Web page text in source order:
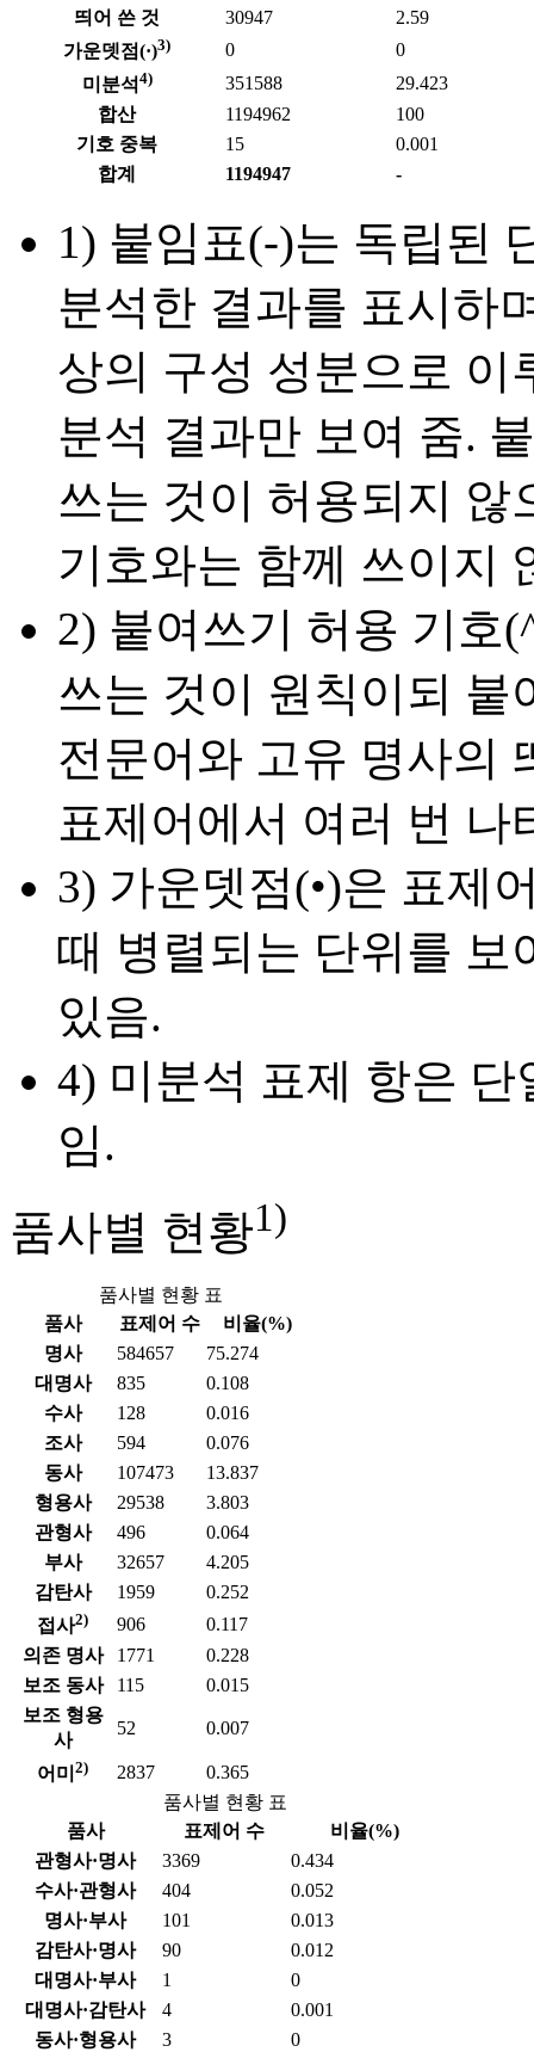
띄어 쓴 것 30947
2.59
가운뎃점(·)3) 0
0
미분석 4) 351588
29.423
합산
1194962
100
기호 중복
15
0.001
합계
1194947 -
1) 붙임표(-)는 독립된
분석한 결과를 표시하
상의 구성 성분으로 이
분석 결과만 보여 줌.
쓰는 것이 허용되지 않
기호와는 함께 쓰이지
2) 붙여쓰기 허용 기호
쓰는 것이 원칙이되 붙
전문어와 고유 명사의
표제어에서 여러 번 나
3) 가운뎃점(•)은 표제
때 병렬되는 단위를 보
있음.
4) 미분석 표제 항은
임.
품사별 현황1)
품사별 현황 표
품사
표제어 수
비율(%)
명사
584657
75.274
대명사
835
0.108
수사
128
0.016
조사
594
0.076
동사
107473
13.837
형용사
29538
3.803
관형사
496
0.064
부사
32657
4.205
감탄사
1959
0.252
접사2) 906
0.117
의존 명사
1771
0.228
보조 동사
115
0.015
보조 형용
사
52 0.007
어미 2) 2837
0.365
품사별 현황 표
품사
표제어 수
비율(%)
관형사·명사
3369
0.434
수사·관형사
404
0.052
명사·부사
101
0.013
감탄사·명사
90
0.012
대명사·부사
1
0
대명사·감탄사
4
0.001
동사·형용사
3
0